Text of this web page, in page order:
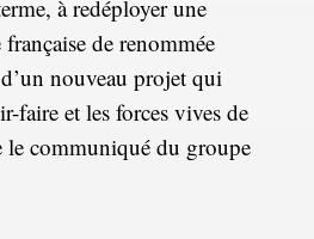
à redéployer une
de renommée
nouveau projet qui
faire et les forces vives de
le communiqué du groupe